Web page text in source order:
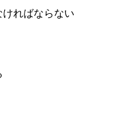
ればならない